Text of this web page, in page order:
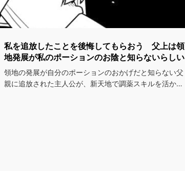
私を追放したことを後悔してもらおう 父上は領
地発展が私のポーションのお陰と知らないらしい
領地の発展が自分のポーションのおかげだと知らない父
親に追放された主人公が、新天地で調薬スキルを活かし